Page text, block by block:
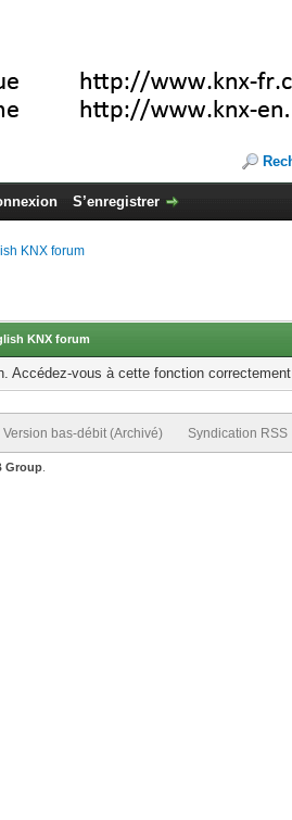
S’enregistrer
KNX forum
KNX forum
Accédez-vous à cette fonction
Version bas-débit (Archivé) Syndication RSS
Group